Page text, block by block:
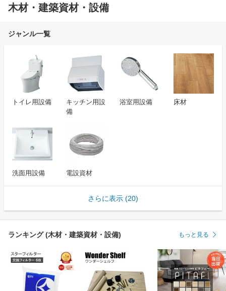
木材・建築資材・設備
ジャンル一覧
トイレ用設備
キッチン用設
備
浴室用設備 床材
洗面用設備 電設資材
さらに表示 (20)
ランキング (木材・建築資材・設備) もっと見る